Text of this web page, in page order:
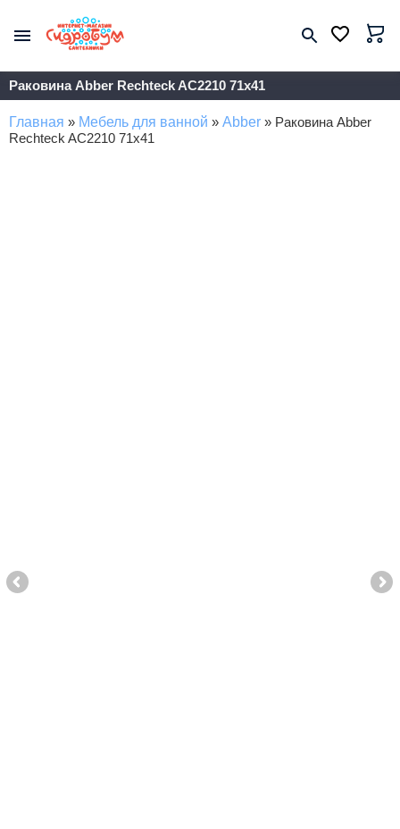
Раковина Abber Rechteck AC2210 71x41
Главная » Мебель для ванной » Abber » Раковина Abber
Rechteck AC2210 71x41